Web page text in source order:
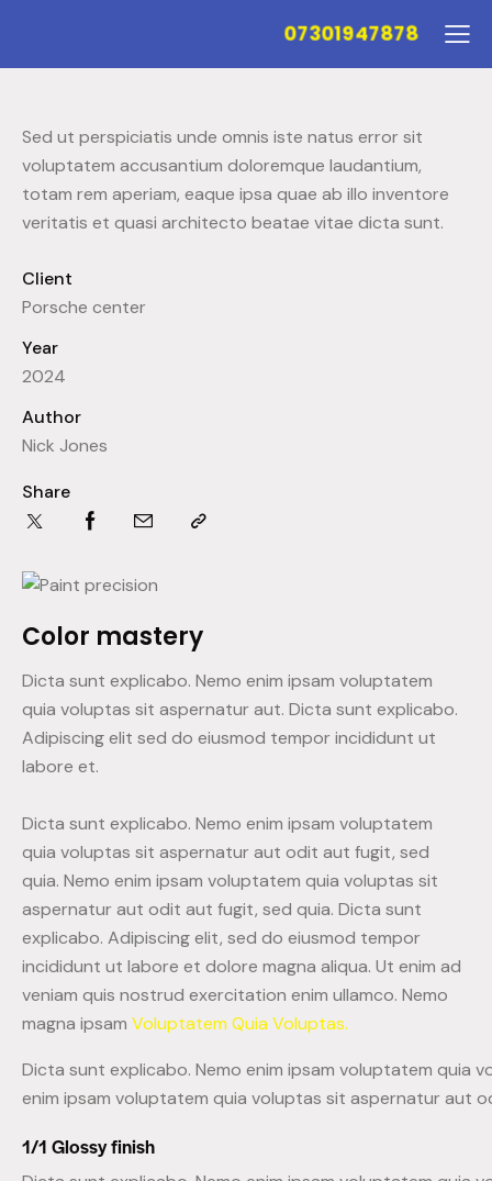
07301947878
Color mastery
Dicta sunt explicabo. Nemo enim ipsam voluptatem
quia voluptas sit aspernatur aut. Dicta sunt explicabo.
Adipiscing elit sed do eiusmod tempor incididunt ut
labore et.
Dicta sunt explicabo. Nemo enim ipsam voluptatem
quia voluptas sit aspernatur aut odit aut fugit, sed
quia. Nemo enim ipsam voluptatem quia voluptas sit
aspernatur aut odit aut fugit, sed quia. Dicta sunt
explicabo. Adipiscing elit, sed do eiusmod tempor
incididunt ut labore et dolore magna aliqua. Ut enim ad
veniam quis nostrud exercitation enim ullamco. Nemo
magna ipsam Voluptatem Quia Voluptas.
Dicta sunt explicabo. Nemo enim ipsam voluptatem quia
enim ipsam voluptatem quia voluptas sit aspernatur aut
1/1 Glossy finish
Sed ut perspiciatis unde omnis iste natus error sit
voluptatem accusantium doloremque laudantium,
totam rem aperiam, eaque ipsa quae ab illo inventore
veritatis et quasi architecto beatae vitae dicta sunt.
Client
Porsche center
Year
2024
Author
Nick Jones
Share